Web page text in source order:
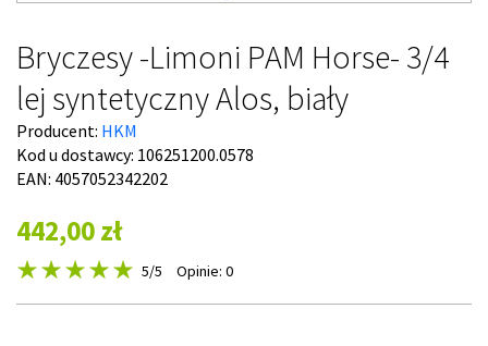
Bryczesy -Limoni PAM Horse- 3/4
lej syntetyczny Alos, biały
Producent: HKM
Kod u dostawcy: 106251200.0578
EAN: 4057052342202
442,00 zł
5/5 Opinie: 0